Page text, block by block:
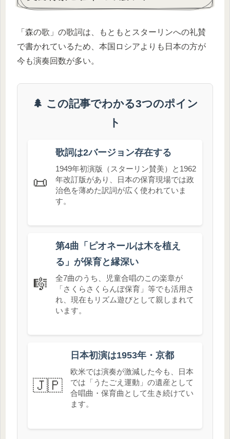
「森の歌」の歌詞は、もともとスターリンへの礼賛
で書かれているため、本国ロシアよりも日本の方が
今も演奏回数が多い。
🌲 この記事でわかる3つのポイン
ト
📜
歌詞は2バージョン存在する
1949年初演版（スターリン賛美）と1962
年改訂版があり、日本の保育現場では政
治色を薄めた訳詞が広く使われていま
す。
🎼
第4曲「ピオネールは木を植え
る」が保育と縁深い
全7曲のうち、児童合唱のこの楽章が
「さくらさくらんぼ保育」等でも活用さ
れ、現在もリズム遊びとして親しまれて
います。
🇯🇵
日本初演は1953年・京都
欧米では演奏が激減した今も、日本
では「うたごえ運動」の遺産として
合唱曲・保育曲として生き続けてい
ます。